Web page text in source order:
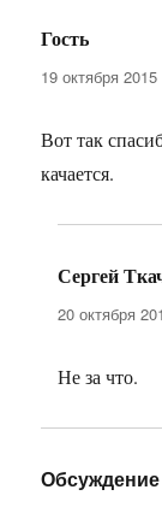
Гость
19 октября
Вот так
качается.
Сергей
20 октября
Не за что.